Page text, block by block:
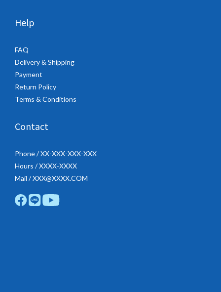
Help
FAQ
Delivery & Shipping
Payment
Return Policy
Terms & Conditions
Contact
Phone / XX-XXX-XXX-XXX
Hours / XXXX-XXXX
Mail / XXX@XXXX.COM